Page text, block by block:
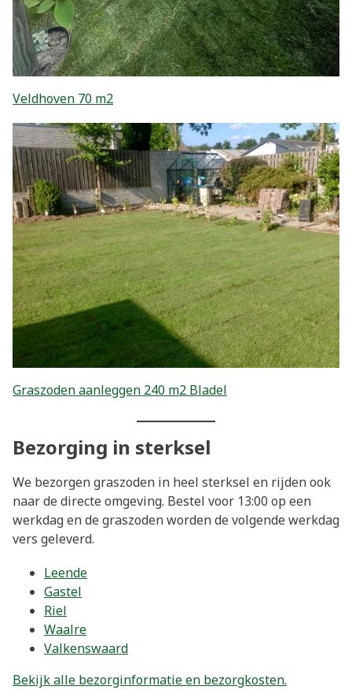
Veldhoven 70 m2
Graszoden aanleggen 240 m2 Bladel
Bezorging in sterksel
We bezorgen graszoden in heel sterksel en rijden ook
naar de directe omgeving. Bestel voor 13:00 op een
werkdag en de graszoden worden de volgende werkdag
vers geleverd.
Leende
Gastel
Riel
Waalre
Valkenswaard
Bekijk alle bezorginformatie en bezorgkosten.